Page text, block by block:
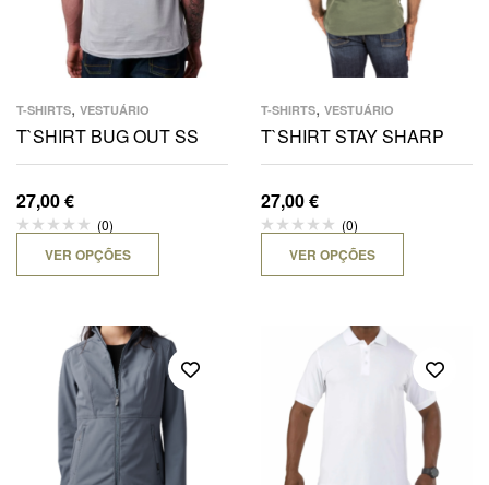
T-SHIRTS, VESTUÁRIO
T`SHIRT BUG OUT SS
27,00€
(0)
VER OPÇÕES
T-SHIRTS, VESTUÁRIO
T`SHIRT STAY SHARP
27,00€
(0)
VER OPÇÕES